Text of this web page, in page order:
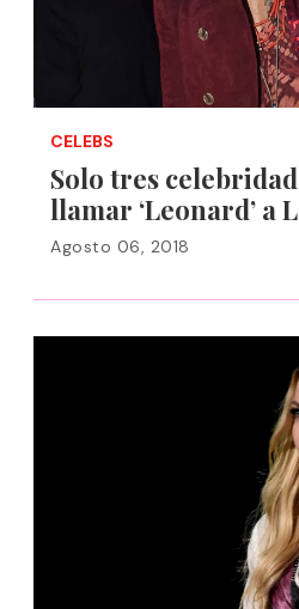
CELEBS
Solo tres
llamar ‘Leonard’ a
Agosto 06, 2018